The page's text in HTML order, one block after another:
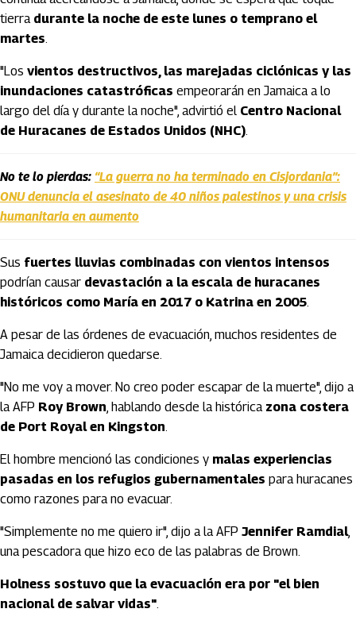
tierra durante la noche de este lunes o temprano el
martes.
"Los vientos destructivos, las marejadas ciclónicas y las
inundaciones catastróficas empeorarán en Jamaica a lo
largo del día y durante la noche", advirtió el Centro Nacional
de Huracanes de Estados Unidos (NHC).
No te lo pierdas: “La guerra no ha terminado en Cisjordania”:
ONU denuncia el asesinato de 40 niños palestinos y una crisis
humanitaria en aumento
Sus fuertes lluvias combinadas con vientos intensos
podrían causar devastación a la escala de huracanes
históricos como María en 2017 o Katrina en 2005.
A pesar de las órdenes de evacuación, muchos residentes de
Jamaica decidieron quedarse.
"No me voy a mover. No creo poder escapar de la muerte", dijo a
la AFP Roy Brown, hablando desde la histórica zona costera
de Port Royal en Kingston.
El hombre mencionó las condiciones y malas experiencias
pasadas en los refugios gubernamentales para huracanes
como razones para no evacuar.
"Simplemente no me quiero ir", dijo a la AFP Jennifer Ramdial,
una pescadora que hizo eco de las palabras de Brown.
Holness sostuvo que la evacuación era por "el bien
nacional de salvar vidas".